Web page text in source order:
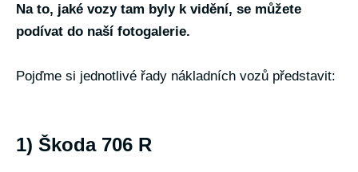
Na to, jaké vozy tam byly k vidění, se můžete
podívat do naší fotogalerie.
Pojďme si jednotlivé řady nákladních vozů představit:
1) Škoda 706 R